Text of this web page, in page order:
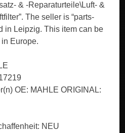
& -Reparaturteile\Luft- &
The seller is “parts-
in Leipzig. This item can be
Europe.
OE: MAHLE ORIGINAL:
NEU